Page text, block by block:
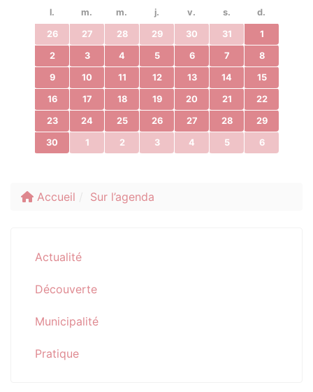
l.
m. m. j. v. s. d.
26 27 28 29 30 31 1
2 3 4 5 6 7 8
9 10 11 12 13 14 15
16 17 18 19 20 21 22
23 24 25 26 27 28 29
30 1 2 3 4 5 6
Accueil Sur l’agenda
Actualité
Découverte
Municipalité
Pratique